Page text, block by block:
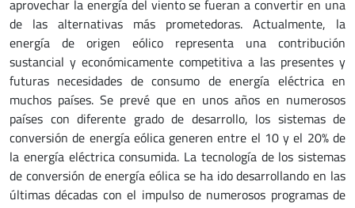
aprovechar la energía del viento se fueran a convertir en una
de las alternativas más prometedoras. Actualmente, la
energía de origen eólico representa una contribución
sustancial y económicamente competitiva a las presentes y
futuras necesidades de consumo de energía eléctrica en
muchos países. Se prevé que en unos años en numerosos
países con diferente grado de desarrollo, los sistemas de
conversión de energía eólica generen entre el 10 y el 20% de
la energía eléctrica consumida. La tecnología de los sistemas
de conversión de energía eólica se ha ido desarrollando en las
últimas décadas con el impulso de numerosos programas de